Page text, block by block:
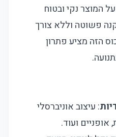
המוצר נקי ובטוח
פשוטה וללא צורך
הזה מציע פתרון
: עיצוב אוניברסלי
ועוד.